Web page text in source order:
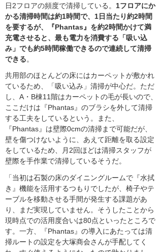
日2フロアの頻度で清掃している。 1フロアにか
かる清掃時間は約1時間で、1日当たり約2時間
を要するが、『Phantas』を約2時間かけて満
充電させると、最も電力を消費する「吸い込
み」でも約5時間稼働できるので連続して清掃
できる。
共用部のほとんどの床にはカーペットが敷かれ
ているため、「吸い込み」清掃が中心だ。ただ
し、A・B棟11階はカーペットの毛が長いので、
ここだけは『Phantas』のブラシを外して清掃
する工夫をしているという。また、
『Phantas』は壁際0cmの清掃まで可能だが、
壁を傷つけないように、あえて距離を取る設定
をしているため、月2回ほどは清掃スタッフが
壁際を手作業で清掃しているそうだ。
「当初は石製の床のダイニングルームで『水拭
き』機能を活用するつもりでしたが、椅子やテ
ーブルを移動させる手間が発生する課題があ
り、まだ実現していません。そうしたことから
現時点での活用度合いは80点といったところで
す。一方、『Phantas』の導入にあたっては清
掃ルートの設定を大塚商会さんが手配してく